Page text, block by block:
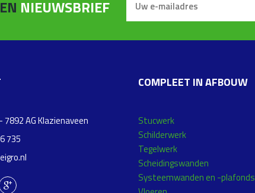
NIEUWSBRIEF
7892 AG Klazienaveen
735
COMPLEET IN AFBOUW
Stucwerk
Schilderwerk
Tegelwerk
Scheidingswanden
Systeemwanden en -plafonds